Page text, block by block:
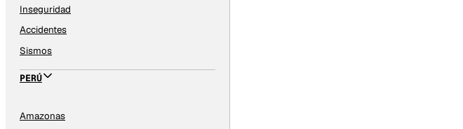
Inseguridad
Accidentes
Sismos
PERÚ
Amazonas